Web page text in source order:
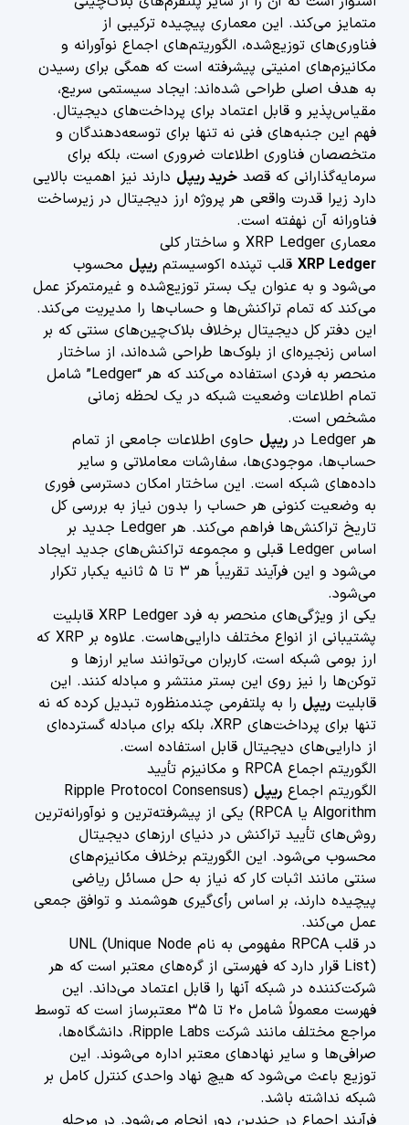
متمایز می‌کند. این معماری پیچیده ترکیبی از
فناوری‌های توزیع‌شده، الگوریتم‌های اجماع نوآورانه و
مکانیزم‌های امنیتی پیشرفته است که همگی برای رسیدن
به هدف اصلی طراحی شده‌اند: ایجاد سیستمی سریع،
مقیاس‌پذیر و قابل اعتماد برای پرداخت‌های دیجیتال.
فهم این جنبه‌های فنی نه تنها برای توسعه‌دهندگان و
متخصصان فناوری اطلاعات ضروری است، بلکه برای
سرمایه‌گذارانی که قصد خرید ریپل دارند نیز اهمیت بالایی
دارد زیرا قدرت واقعی هر پروژه ارز دیجیتال در زیرساخت
فناورانه آن نهفته است.
معماری XRP Ledger و ساختار کلی
XRP Ledger قلب تپنده اکوسیستم ریپل محسوب
می‌شود و به عنوان یک بستر توزیع‌شده و غیرمتمرکز عمل
می‌کند که تمام تراکنش‌ها و حساب‌ها را مدیریت می‌کند.
این دفتر کل دیجیتال برخلاف بلاک‌چین‌های سنتی که بر
اساس زنجیره‌ای از بلوک‌ها طراحی شده‌اند، از ساختار
منحصر به فردی استفاده می‌کند که هر “Ledger” شامل
تمام اطلاعات وضعیت شبکه در یک لحظه زمانی
مشخص است.
هر Ledger در
ریپل حاوی اطلاعات جامعی از تمام
حساب‌ها، موجودی‌ها، سفارشات معاملاتی و سایر
داده‌های شبکه است. این ساختار امکان دسترسی فوری
به وضعیت کنونی هر حساب را بدون نیاز به بررسی کل
تاریخ تراکنش‌ها فراهم می‌کند. هر Ledger جدید بر
اساس Ledger قبلی و مجموعه تراکنش‌های جدید ایجاد
می‌شود و این فرآیند تقریباً هر ۳ تا ۵ ثانیه یکبار تکرار
می‌شود.
یکی از ویژگی‌های منحصر به فرد XRP Ledger قابلیت
پشتیبانی از انواع مختلف دارایی‌هاست. علاوه بر XRP که
ارز بومی شبکه است، کاربران می‌توانند سایر ارزها و
توکن‌ها را نیز روی این بستر منتشر و مبادله کنند. این
قابلیت ریپل را به پلتفرمی چندمنظوره تبدیل کرده که نه
تنها برای پرداخت‌های XRP، بلکه برای مبادله گسترده‌ای
از دارایی‌های دیجیتال قابل استفاده است.
الگوریتم اجماع RPCA و مکانیزم تأیید
الگوریتم اجماع ریپل
(Ripple Protocol Consensus
Algorithm یا RPCA) یکی از پیشرفته‌ترین و نوآورانه‌ترین
روش‌های تأیید تراکنش در دنیای ارزهای دیجیتال
محسوب می‌شود. این الگوریتم برخلاف مکانیزم‌های
سنتی مانند اثبات کار که نیاز به حل مسائل ریاضی
پیچیده دارند، بر اساس رأی‌گیری هوشمند و توافق جمعی
عمل می‌کند.
در قلب RPCA مفهومی به نام UNL (Unique Node
List) قرار دارد که فهرستی از گره‌های معتبر است که هر
شرکت‌کننده در شبکه آنها را قابل اعتماد می‌داند. این
فهرست معمولاً شامل ۲۰ تا ۳۵ معتبرساز است که توسط
مراجع مختلف مانند شرکت Ripple Labs، دانشگاه‌ها،
صرافی‌ها و سایر نهادهای معتبر اداره می‌شوند. این
توزیع باعث می‌شود که هیچ نهاد واحدی کنترل کامل بر
شبکه نداشته باشد.
فرآیند اجماع در چندین دور انجام می‌شود. در مرحله